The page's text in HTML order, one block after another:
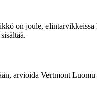
on joule, elintarvikkeissa
arvioida Vertmont